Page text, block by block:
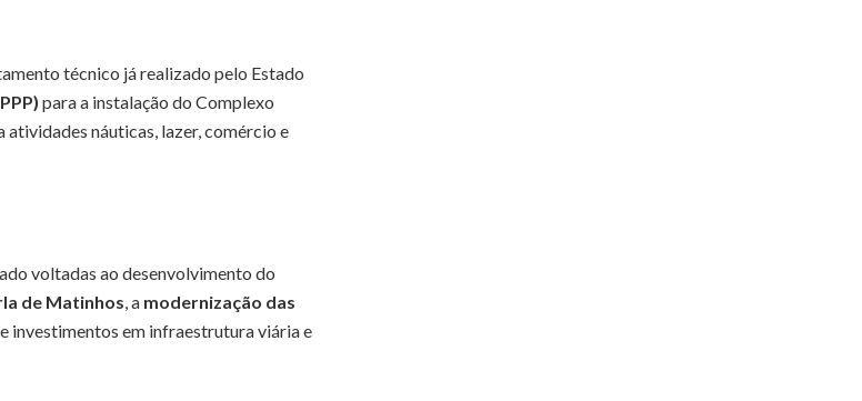
técnico já realizado pelo Estado
para a instalação do Complexo
náuticas, lazer, comércio e
voltadas ao desenvolvimento do
de Matinhos, a modernização das
e investimentos em infraestrutura viária e